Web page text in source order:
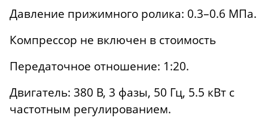
Давление прижимного ролика: 0.3–0.6 МПа.
Компрессор не включен в стоимость
Передаточное отношение: 1:20.
Двигатель: 380 В, 3 фазы, 50 Гц, 5.5 кВт с
частотным регулированием.